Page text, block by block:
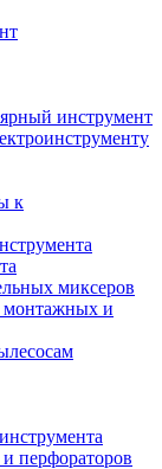
инструмент
к
миксеров
и
перфораторов